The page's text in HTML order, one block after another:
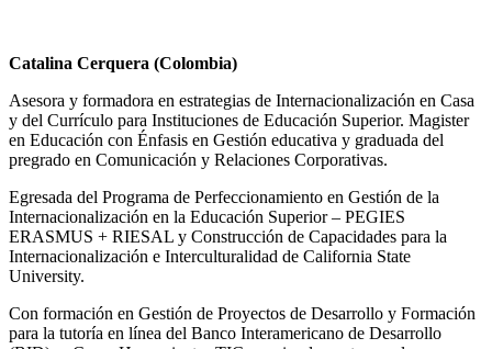
Catalina Cerquera (Colombia)
Asesora y formadora en estrategias de Internacionalización en Casa
y del Currículo para Instituciones de Educación Superior. Magister
en Educación con Énfasis en Gestión educativa y graduada del
pregrado en Comunicación y Relaciones Corporativas.
Egresada del Programa de Perfeccionamiento en Gestión de la
Internacionalización en la Educación Superior – PEGIES
ERASMUS + RIESAL y Construcción de Capacidades para la
Internacionalización e Interculturalidad de California State
University.
Con formación en Gestión de Proyectos de Desarrollo y Formación
para la tutoría en línea del Banco Interamericano de Desarrollo